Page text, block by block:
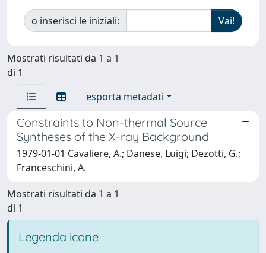
o inserisci le iniziali:
Mostrati risultati da 1 a 1
di 1
esporta metadati
Constraints to Non-thermal Source
Syntheses of the X-ray Background
1979-01-01 Cavaliere, A.; Danese, Luigi; Dezotti, G.;
Franceschini, A.
Mostrati risultati da 1 a 1
di 1
Legenda icone